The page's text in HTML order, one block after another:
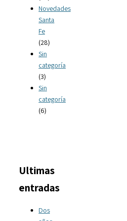
Novedades
Santa
Fe
(28)
Sin
categoría
(3)
Sin
categoría
(6)
Ultimas
entradas
Dos